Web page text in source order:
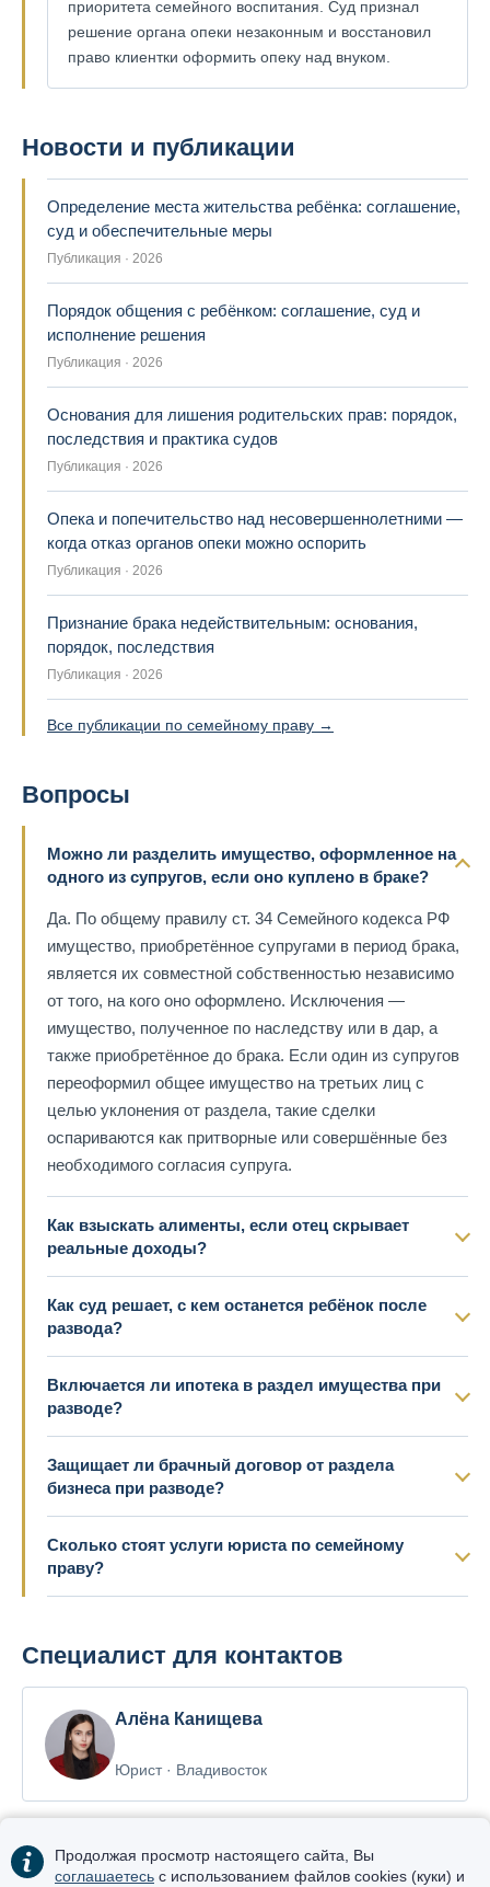
приоритета семейного воспитания. Суд признал
решение органа опеки незаконным и восстановил
право клиентки оформить опеку над внуком.
Новости и публикации
Определение места жительства ребёнка: соглашение,
суд и обеспечительные меры
Публикация · 2026
Порядок общения с ребёнком: соглашение, суд и
исполнение решения
Публикация · 2026
Основания для лишения родительских прав: порядок,
последствия и практика судов
Публикация · 2026
Опека и попечительство над несовершеннолетними —
когда отказ органов опеки можно оспорить
Публикация · 2026
Признание брака недействительным: основания,
порядок, последствия
Публикация · 2026
Все публикации по семейному праву →
Вопросы
Можно ли разделить имущество, оформленное на
одного из супругов, если оно куплено в браке?
Да. По общему правилу ст. 34 Семейного кодекса РФ
имущество, приобретённое супругами в период брака,
является их совместной собственностью независимо
от того, на кого оно оформлено. Исключения —
имущество, полученное по наследству или в дар, а
также приобретённое до брака. Если один из супругов
переоформил общее имущество на третьих лиц с
целью уклонения от раздела, такие сделки
оспариваются как притворные или совершённые без
необходимого согласия супруга.
Как взыскать алименты, если отец скрывает
реальные доходы?
Как суд решает, с кем останется ребёнок после
развода?
Включается ли ипотека в раздел имущества при
разводе?
Защищает ли брачный договор от раздела
бизнеса при разводе?
Сколько стоят услуги юриста по семейному
праву?
Специалист для контактов
Алёна Канищева
Юрист · Владивосток
Продолжая просмотр настоящего сайта, Вы
соглашаетесь с использованием файлов cookies (куки) и